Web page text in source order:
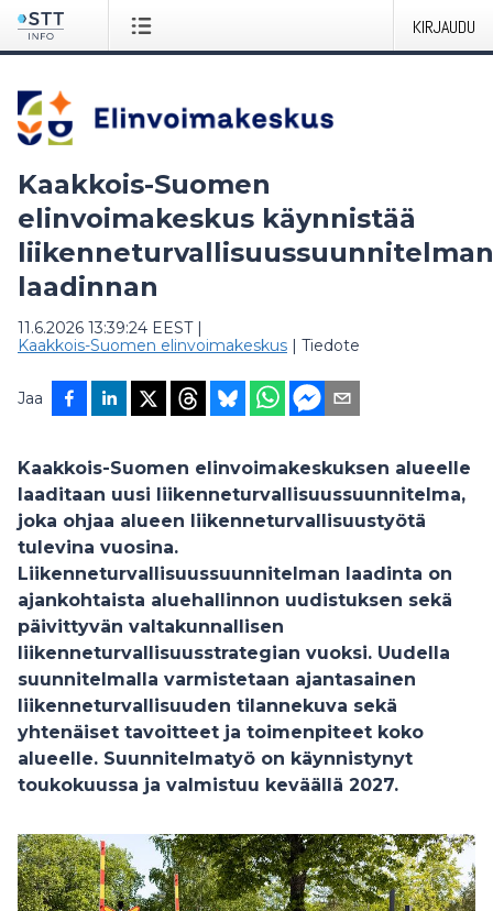
KIRJAUDU
Kaakkois-Suomen
elinvoimakeskus käynnistää
liikenneturvallisuussuunnitelman
laadinnan
11.6.2026 13:39:24 EEST|
Kaakkois-Suomen elinvoimakeskus | Tiedote
Jaa
Kaakkois-Suomen elinvoimakeskuksen alueelle
laaditaan uusi liikenneturvallisuussuunnitelma,
joka ohjaa alueen liikenneturvallisuustyötä
tulevina vuosina.
Liikenneturvallisuussuunnitelman laadinta on
ajankohtaista aluehallinnon uudistuksen sekä
päivittyvän valtakunnallisen
liikenneturvallisuusstrategian vuoksi. Uudella
suunnitelmalla varmistetaan ajantasainen
liikenneturvallisuuden tilannekuva sekä
yhtenäiset tavoitteet ja toimenpiteet koko
alueelle. Suunnitelmatyö on käynnistynyt
toukokuussa ja valmistuu keväällä 2027.